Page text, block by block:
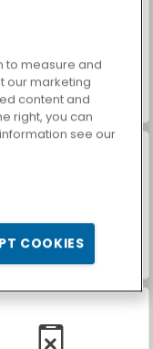
Royal Story
War 2 Shooter
to measure and
our marketing
content and
right, you can
see our
COOKIES